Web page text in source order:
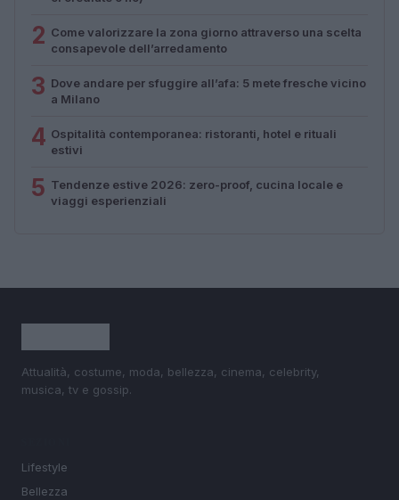
2 Come valorizzare la zona giorno attraverso una scelta
consapevole dell’arredamento
3 Dove andare per sfuggire all’afa: 5 mete fresche vicino
a Milano
4 Ospitalità contemporanea: ristoranti, hotel e rituali
estivi
5 Tendenze estive 2026: zero-proof, cucina locale e
viaggi esperienziali
Attualità, costume, moda, bellezza, cinema, celebrity,
musica, tv e gossip.
Lifestyle
Bellezza